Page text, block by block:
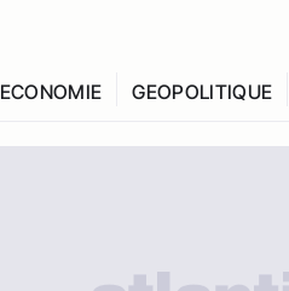
ECONOMIE GEOPOLITIQUE